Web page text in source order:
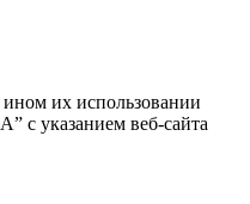
их использовании
с указанием веб-сайта